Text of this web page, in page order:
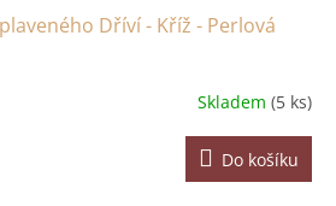
Dříví - Kříž - Perlová
Skladem (5 ks)
Do košíku